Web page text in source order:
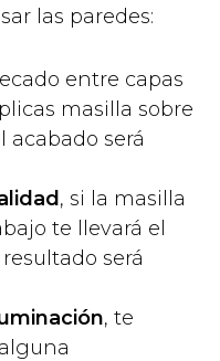
las paredes:
entre capas
masilla sobre
acabado será
, si la masilla
te llevará el
será
, te